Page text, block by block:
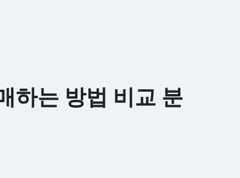
하는 방법 비교 분